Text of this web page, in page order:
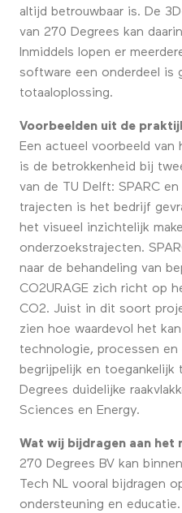
altijd betrouwbaar is. De
van 270 Degrees kan
Inmiddels lopen er
software een onderdeel is
totaaloplossing.
Voorbeelden uit de
Een actueel voorbeeld
is de betrokkenheid bij
van de TU Delft: SPARC
trajecten is het bedrijf
het visueel inzichtelijk
onderzoekstrajecten.
naar de behandeling van
CO2URAGE zich richt op
CO2. Juist in dit soort
zien hoe waardevol het
technologie, processen en
begrijpelijk en toegankelijk
Degrees duidelijke
Sciences en Energy.
Wat wij bijdragen aan het
270 Degrees BV kan
Tech NL vooral bijdragen
ondersteuning en